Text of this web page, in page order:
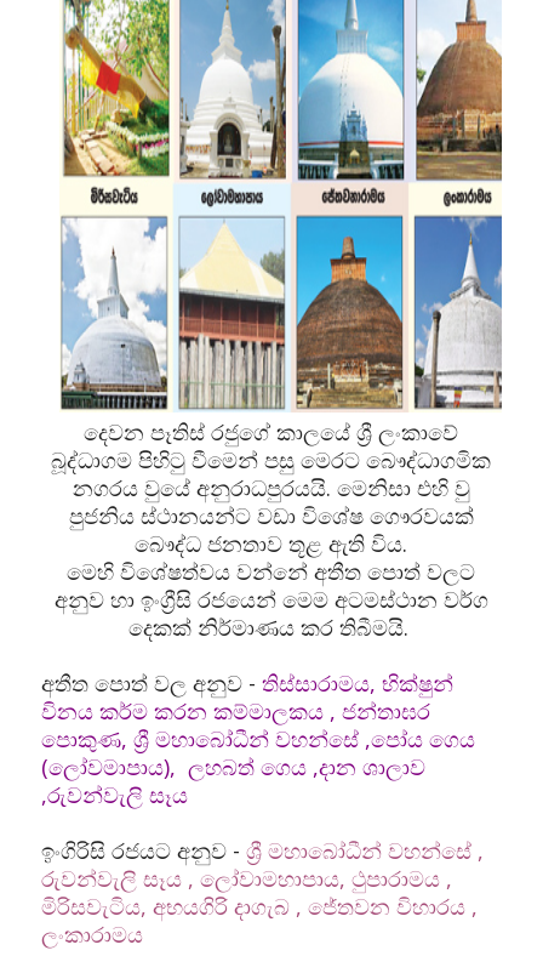
දෙවන පෑතිස් රජුගේ කාලයේ ශ්‍රී ලංකා‍‍වේ
බූද්ධාගම පිහිටු වීමෙන් පසු මෙරට ‍බෞද්ධාගමික
නගරය වුයේ අනුරාධපුරයයි. මෙනිසා එහි වු
පුජනිය ස්ථානයන්ට වඩා විශේෂ ගෞරවයක්
බෞද්ධ ජනතාව තූළ ඇති විය.
මෙහි විශේෂත්වය වන්නේ අතීත පොත් වලට
අනුව හා ඉංග්‍රීසි රජයෙන් මෙම අටමස්ථාන වර්ග
දෙකක් නිර්මාණය කර තිබීමයි.
අතීත පොත් වල අනුව - තිස්සාරාමය, භික්ෂුන්
විනය කර්ම කරන කම්මාලකය , ජන්තාඝර
පොකුණ, ශ්‍රී මහාබෝධීන් වහන්සේ ,පෝය ගෙය
(ලෝවමාපාය), ලහබත් ගෙය ,දාන ශාලාව
,රුවන්වැලි සෑය
ඉංගිරිසි රජයට අනුව - ශ්‍රී මහාබෝධීන් වහන්සේ ,
රුවන්වැලි සෑය , ලෝවාමහාපාය, ථුපාරාමය ,
මිරිසවැටිය, අභයගිරි දාගැබ , ජේතවන විහාරය ,
ලංකාරාමය